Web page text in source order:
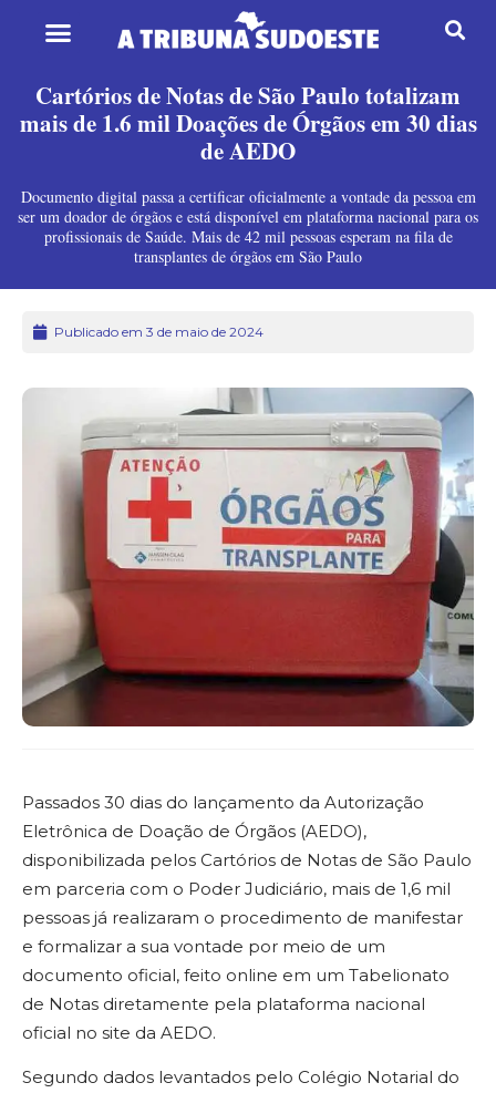
Cartórios de Notas de São Paulo totalizam
mais de 1.6 mil Doações de Órgãos em 30 dias
de AEDO
Documento digital passa a certificar oficialmente a vontade da pessoa em
ser um doador de órgãos e está disponível em plataforma nacional para os
profissionais de Saúde. Mais de 42 mil pessoas esperam na fila de
transplantes de órgãos em São Paulo
Publicado em 3 de maio de 2024
Passados 30 dias do lançamento da Autorização
Eletrônica de Doação de Órgãos (AEDO),
disponibilizada pelos Cartórios de Notas de São Paulo
em parceria com o Poder Judiciário, mais de 1,6 mil
pessoas já realizaram o procedimento de manifestar
e formalizar a sua vontade por meio de um
documento oficial, feito online em um Tabelionato
de Notas diretamente pela plataforma nacional
oficial no site da AEDO.
Segundo dados levantados pelo Colégio Notarial do